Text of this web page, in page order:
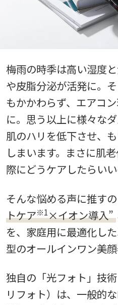
梅雨の時季は高い湿度
や皮脂分泌が活発に。
もかかわらず、エアコ
に。思う以上に様々な
肌のハリを低下させ、
しまいます。まさに肌
際にどうケアしたらいい
そんな悩める声に推すの
トケア※1×イオン導入”
を、家庭用に最適化し
型のオールインワン美
独自の「光フォト」技
リフォト）は、一般的